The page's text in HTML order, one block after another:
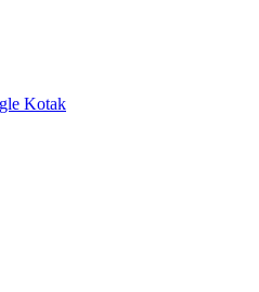
Kotak